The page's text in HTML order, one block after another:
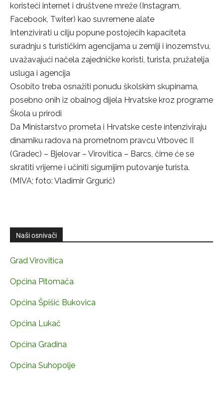
koristeći internet i društvene mreže (Instagram,
Facebook, Twiter) kao suvremene alate
Intenzivirati u cilju popune postojećih kapaciteta
suradnju s turističkim agencijama u zemlji i inozemstvu,
uvažavajući načela zajedničke koristi, turista, pružatelja
usluga i agencija
Osobito treba osnažiti ponudu školskim skupinama,
posebno onih iz obalnog dijela Hrvatske kroz programe
Škola u prirodi
Da Ministarstvo prometa i Hrvatske ceste intenziviraju
dinamiku radova na prometnom pravcu Vrbovec II
(Gradec) – Bjelovar – Virovitica – Barcs, čime će se
skratiti vrijeme i učiniti sigurnijim putovanje turista.
(MIVA; foto: Vladimir Grgurić)
Naši osnivači
Grad Virovitica
Općina Pitomača
Općina Špišić Bukovica
Općina Lukač
Općina Gradina
Općina Suhopolje